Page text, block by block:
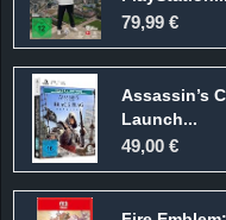
79,99 €
Assassin’s
Launch...
49,00 €